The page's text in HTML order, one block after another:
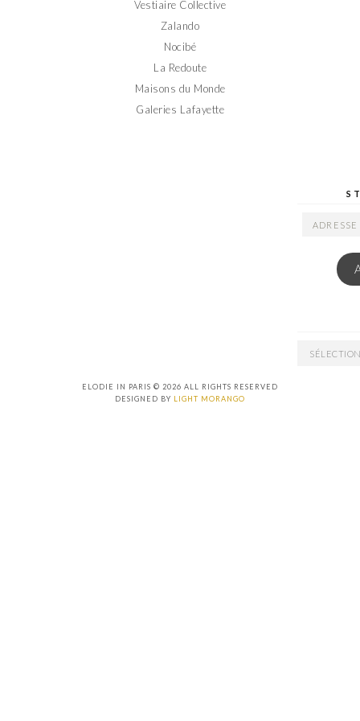
Vestiaire Collective
Zalando
Nocibé
La Redoute
Maisons du Monde
Galeries Lafayette
ADRESSE
ARCHIVES
ELODIE IN PARIS © 2026 ALL RIGHTS RESERVED
DESIGNED BY LIGHT MORANGO